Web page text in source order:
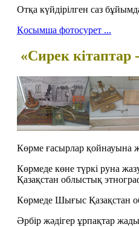
Отқа күйдірілген саз
Қосымша фотосурет ...
«Сирек кітаптар-
Көрме ғасырлар қойнауына
Көрмеде көне түркі руна
Қазақстан облыстық
Көрмеде Шығыс Қазақстан
Әрбір жәдігер ұрпақтар